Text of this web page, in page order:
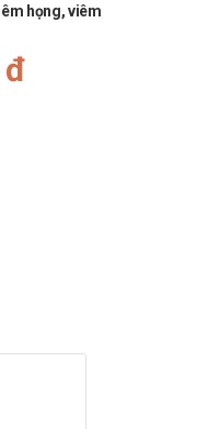
họng, viêm
đ